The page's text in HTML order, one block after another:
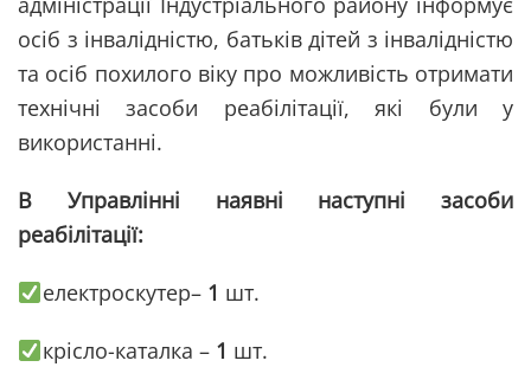
осіб з інвалідністю, батьків дітей з інвалідністю
та осіб похилого віку про можливість отримати
технічні засоби реабілітації, які були у
використанні.
В Управлінні наявні наступні засоби
реабілітації:
електроскутер– 1 шт.
крісло-каталка – 1 шт.